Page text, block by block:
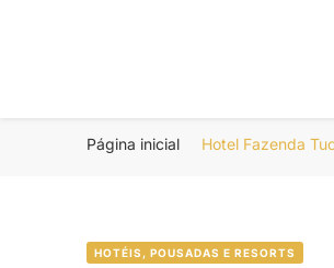
Portal
Página inicial Hotel Fazenda
HOTÉIS, POUSADAS E RESORTS